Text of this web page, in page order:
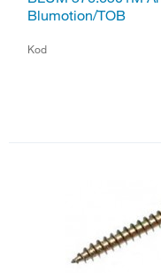
Blumotion/TOB
Kod